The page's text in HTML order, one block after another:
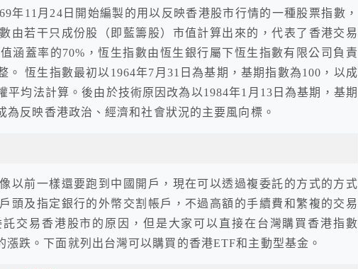
年11月24日開始編製的用以反映香港股市行情的一種股票指數，
由若干只成份股（即藍籌股）市值計算出來的，代表了香港交易
涵蓋率的70%，恆生指數由恆生銀行屬下恆生指數有限公司負責
。 恆生指數最初以1964年7月31日為基期，基期指數為100，以成
平均法計算。後由於技術原因改為以1984年1月13日為基期，基期
為反映香港政治、經濟和社會狀況的主要風向標。
以前一樣還要跑到中國開戶，現在可以透過複委託的方式的方式
頭及指定銀行的外幣交割帳戶，不過高額的手續費和繁複的交易
交易香港股市的原因，但是大家可以直接在台灣購買香港指數
跌。下面就列出台灣可以購買的香港ETF和主動型基金。